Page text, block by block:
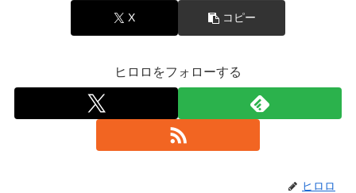
X コピー
ヒロロをフォローする
ヒロロ